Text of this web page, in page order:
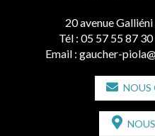
20 avenue
Tél : 05 57 55 87 30
Email : gaucher-
NOUS